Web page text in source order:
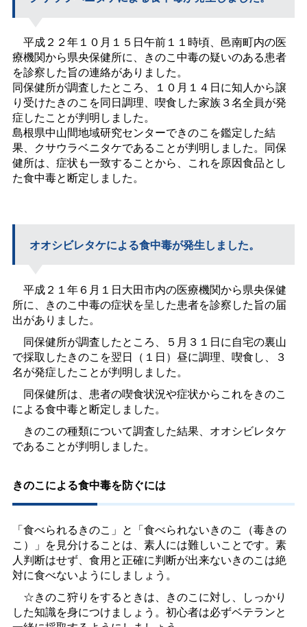
平成２２年１０月１５日午前１１時頃、邑南町内の医
療機関から県央保健所に、きのこ中毒の疑いのある患者
を診察した旨の連絡がありました。
同保健所が調査したところ、１０月１４日に知人から譲
り受けたきのこを同日調理、喫食した家族３名全員が発
症したことが判明しました。
島根県中山間地域研究センターできのこを鑑定した結
果、クサウラベニタケであることが判明しました。同保
健所は、症状も一致することから、これを原因食品とし
た食中毒と断定しました。
オオシビレタケによる食中毒が発生しました。
平成２１年６月１日大田市内の医療機関から県央保健
所に、きのこ中毒の症状を呈した患者を診察した旨の届
出がありました。
同保健所が調査したところ、５月３１日に自宅の裏山
で採取したきのこを翌日（１日）昼に調理、喫食し、３
名が発症したことが判明しました。
同保健所は、患者の喫食状況や症状からこれをきのこ
による食中毒と断定しました。
きのこの種類について調査した結果、オオシビレタケ
であることが判明しました。
きのこによる食中毒を防ぐには
「食べられるきのこ」と「食べられないきのこ（毒きの
こ）」を見分けることは、素人には難しいことです。素
人判断はせず、食用と正確に判断が出来ないきのこは絶
対に食べないようにしましょう。
☆きのこ狩りをするときは、きのこに対し、しっかり
した知識を身につけましょう。初心者は必ずベテランと